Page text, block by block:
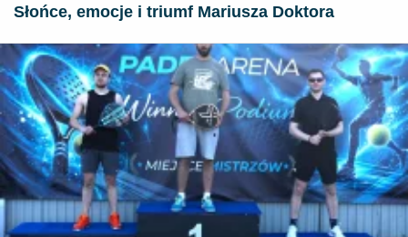
Słońce, emocje i triumf Mariusza Doktora